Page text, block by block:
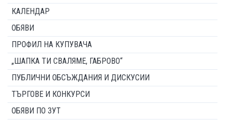
КАЛЕНДАР
ОБЯВИ
ПРОФИЛ НА КУПУВАЧА
„ШАПКА ТИ СВАЛЯМЕ, ГАБРОВО“
ПУБЛИЧНИ ОБСЪЖДАНИЯ И ДИСКУСИИ
ТЪРГОВЕ И КОНКУРСИ
ОБЯВИ ПО ЗУТ